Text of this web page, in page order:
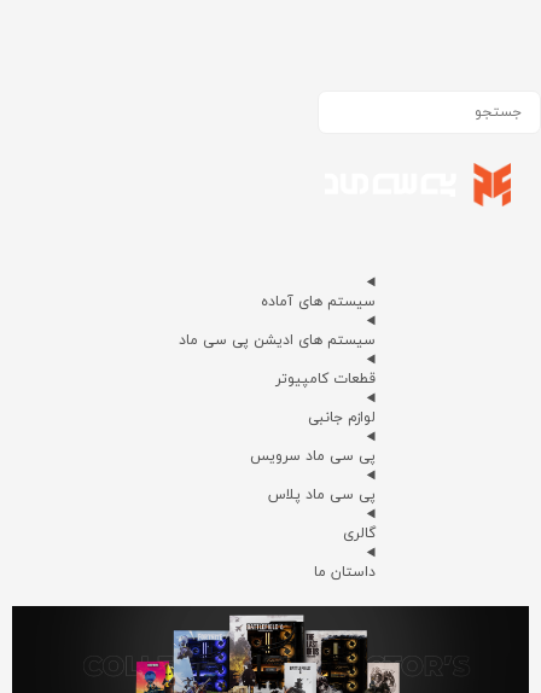
سیستم های آماده
سیستم های ادیشن پی سی ماد
قطعات کامپیوتر
لوازم جانبی
پی سی ماد سرویس
پی سی ماد پلاس
گالری
داستان ما